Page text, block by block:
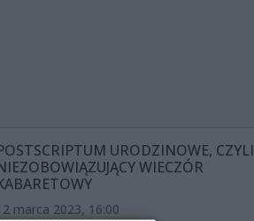
URODZINOWE, CZYLI
WIECZÓR
marca 2023, 16:00